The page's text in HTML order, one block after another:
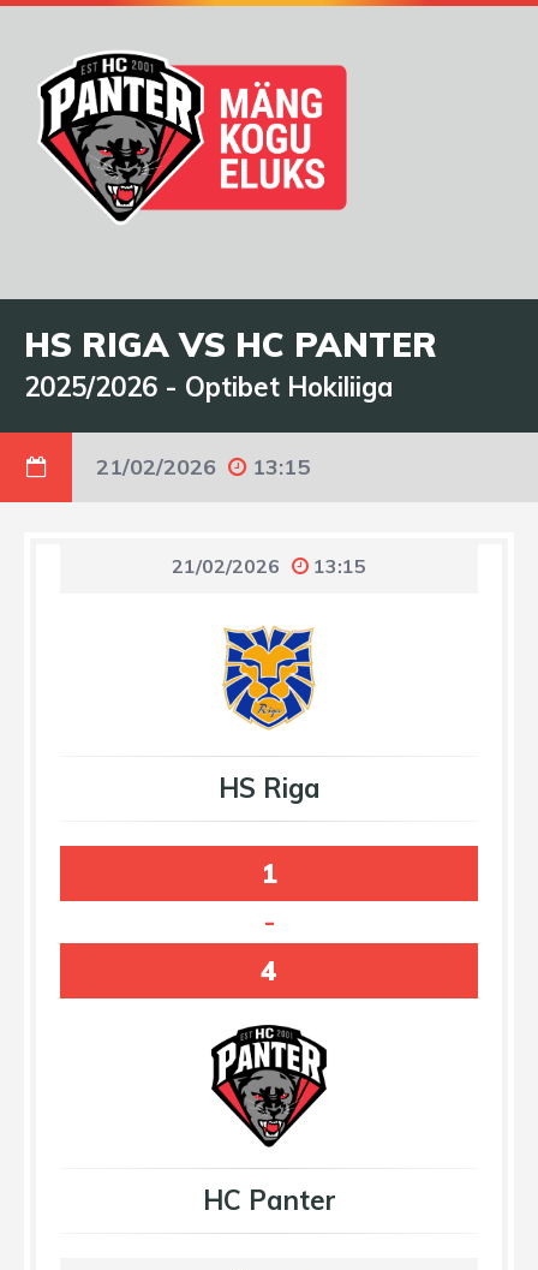
HS RIGA VS HC PANTER
2025/2026 - Optibet Hokiliiga
21/02/2026 13:15
21/02/2026 13:15
HS Riga
1
-
4
HC Panter